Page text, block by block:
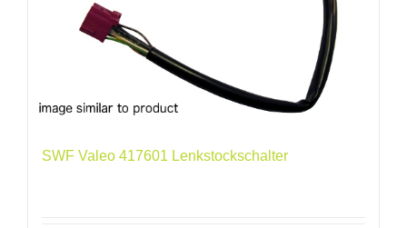
SWF Valeo 417601 Lenkstockschalter